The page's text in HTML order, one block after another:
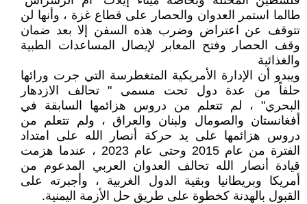
طالما استمر العدوان والحصار على قطاع غزة ، وأنها لن
تتوقف عن اعتراض وضرب هذه السفن إلا بعد ضمان
وقف الحصار وفتح المعابر لإيصال المساعدات الطبية
والغذائية
ويبدو أن الإدارة الأمريكية المتغطرسة التي جرت ورائها
حلفاً من عدة دول تحت مسمى " تحالف الازدهار
البحري" ، لم تتعلم من دروس هزائمها السابقة في
أفغانستان والصومال ولبنان والعراق ، ولم تتعلم من
دروس هزائمها على يد حركة أنصار الله على امتداد
الفترة من عام 2015 وحتى عام 2023 ، عندما هزمت
قيادة أنصار الله تحالف العدوان العربي المدعوم من
أمريكا وبريطانيا وبقية الدول الغربية ، وأجبرته على
القبول بالهدنة كخطوة على طريق حل الأزمة اليمنية.